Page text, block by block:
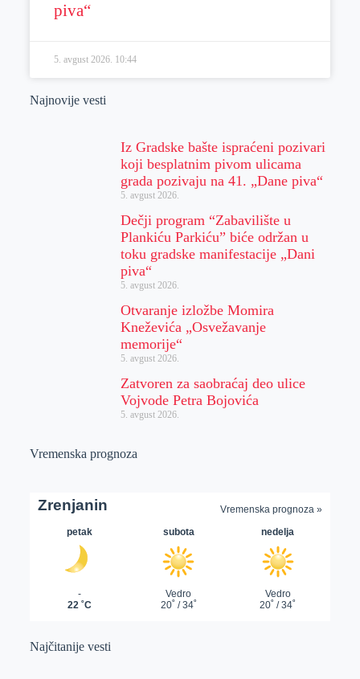
piva“
5. avgust 2026. 10:44
Najnovije vesti
Iz Gradske bašte ispraćeni pozivari
koji besplatnim pivom ulicama
grada pozivaju na 41. „Dane piva“
5. avgust 2026.
Dečji program “Zabavilište u
Plankiću Parkiću” biće održan u
toku gradske manifestacije „Dani
piva“
5. avgust 2026.
Otvaranje izložbe Momira
Kneževića „Osvežavanje
memorije“
5. avgust 2026.
Zatvoren za saobraćaj deo ulice
Vojvode Petra Bojovića
5. avgust 2026.
Vremenska prognoza
Najčitanije vesti